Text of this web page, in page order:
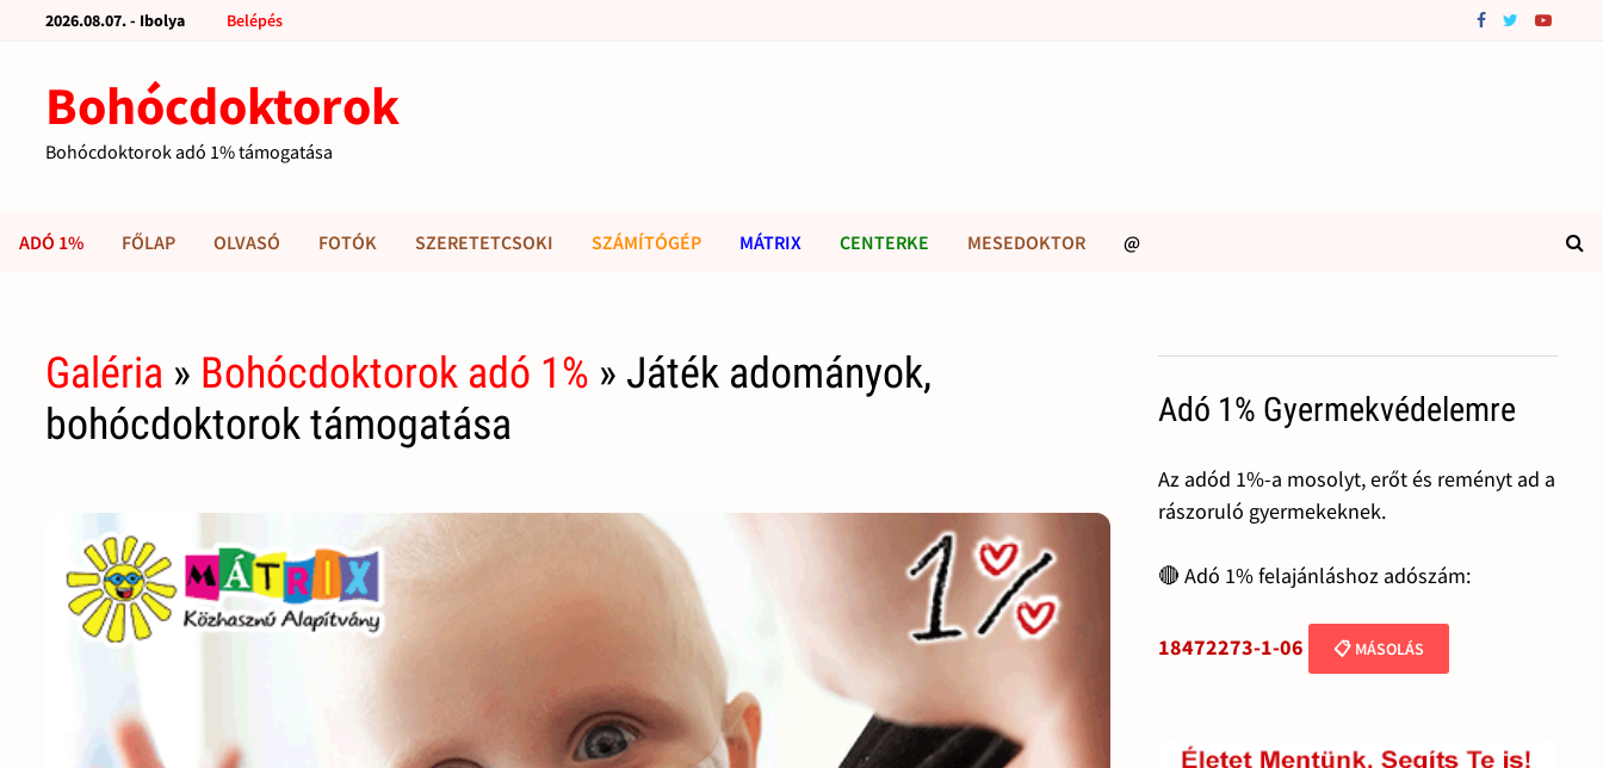
2026.08.07. - Ibolya Belépés
Bohócdoktorok
Bohócdoktorok adó 1% támogatása
ADÓ 1% FŐLAP OLVASÓ FOTÓK SZERETETCSOKI SZÁMÍTÓGÉP MÁTRIX CENTERKE MESEDOKTOR @
Galéria » Bohócdoktorok adó 1% » Játék adományok,
bohócdoktorok támogatása
Adó 1% Gyermekvédelemre
Az adód 1%-a mosolyt, erőt és reményt ad a
rászoruló gyermekeknek.
🔴 Adó 1% felajánláshoz adószám:
18472273-1-06 📋 MÁSOLÁS